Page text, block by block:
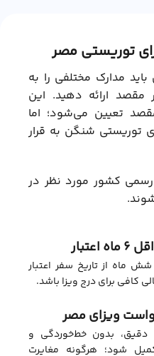
توریستی مصر
مدارک مختلفی را به
ارائه دهید. این
تعیین می‌شود؛ اما
توریستی شنگن به قرار
رسمی کشور مورد نظر در
ماه از تاریخ سفر اعتبار
کافی برای درج ویزا باشد.
ویزای مصر
دقیق، بدون خط‌خوردگی و
شود؛ هرگونه مغایرت